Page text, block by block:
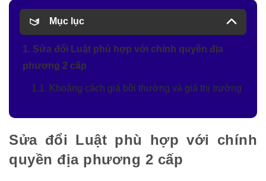
Mục lục
1. Sửa đổi Luật phù hợp với chính quyền địa
phương 2 cấp
1.1. Khoảng cách giá bồi thường và giá thị trường
Sửa đổi Luật phù hợp với chính
quyền địa phương 2 cấp